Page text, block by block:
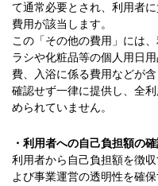
て通常必要とされ、利用者
費用が該当します。
この「その他の費用」には
ラシや化粧品等の個人用日
費、入浴に係る費用などが
確認せず一律に提供し、全
められていません。
・利用者への自己負担額の
利用者から自己負担額を徴
よび事業運営の透明性を確保